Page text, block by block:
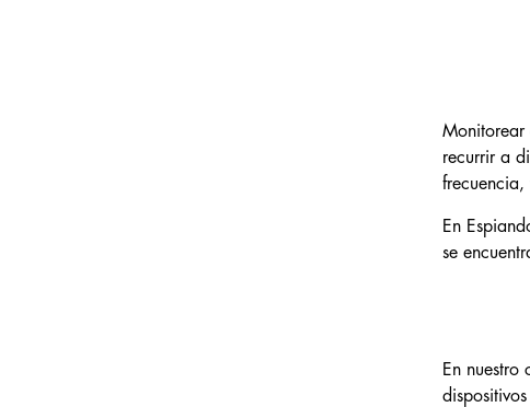
Monitorear
recurrir a
En
se
En nuestro